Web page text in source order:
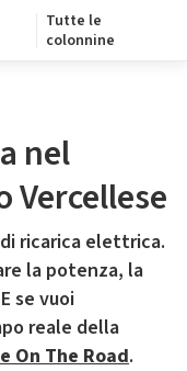
Tutte le
colonnine
nel
Vercellese
ricarica elettrica.
la potenza, la
se vuoi
reale della
On The Road.